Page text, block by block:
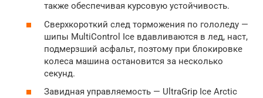
также обеспечивая курсовую устойчивость.
Сверхкороткий след торможения по гололеду —
шипы MultiControl Ice вдавливаются в лед, наст,
подмерзший асфальт, поэтому при блокировке
колеса машина остановится за несколько
секунд.
Завидная управляемость — UltraGrip Ice Arctic